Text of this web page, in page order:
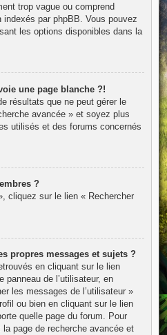
trop vague ou comprend
par phpBB. Vous pouvez
les options disponibles dans la
une page blanche ?!
résultats que ne peut gérer le
avancée » et soyez plus
utilisés et des forums concernés
?
cliquez sur le lien « Rechercher
propres messages et sujets ?
en cliquant sur le lien
de l’utilisateur, en
les messages de l’utilisateur »
ou bien en cliquant sur le lien
quelle page du forum. Pour
page de recherche avancée et